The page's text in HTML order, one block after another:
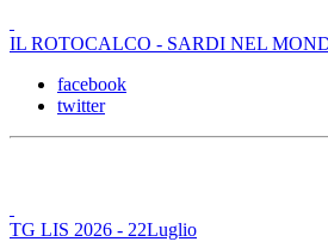
IL ROTOCALCO - SARDI NEL
facebook
twitter
TG LIS 2026 - 22Luglio